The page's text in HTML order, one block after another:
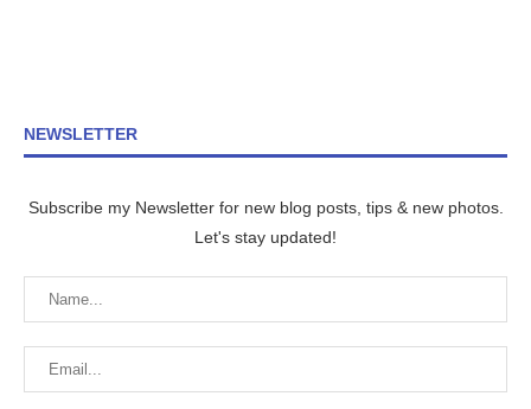
NEWSLETTER
Subscribe my Newsletter for new blog posts, tips & new photos.
Let's stay updated!